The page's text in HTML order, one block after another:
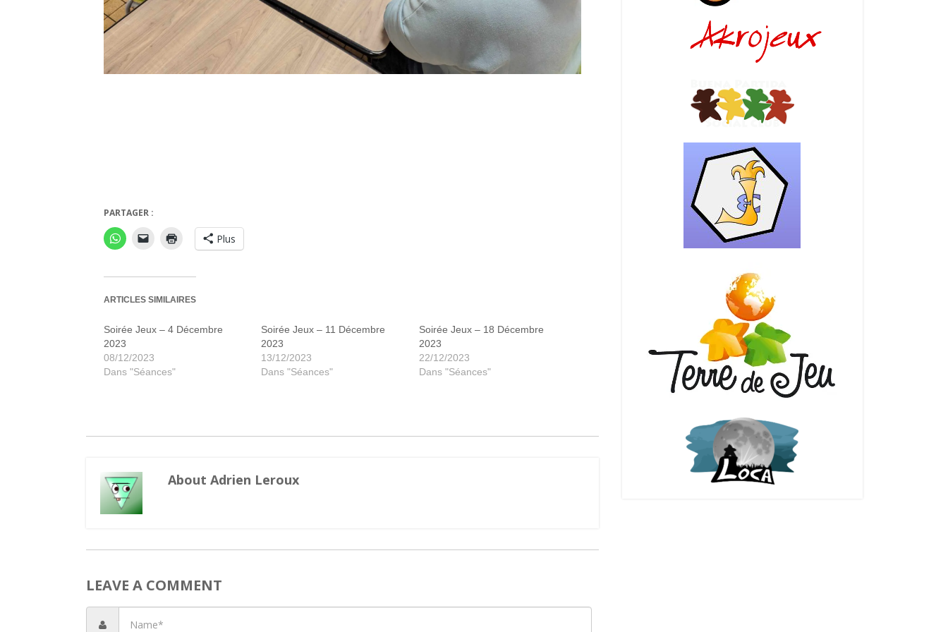
PARTAGER :
Plus
ARTICLES SIMILAIRES
Soirée Jeux – 4 Décembre
2023
08/12/2023
Dans "Séances"
Soirée Jeux – 11 Décembre
2023
13/12/2023
Dans "Séances"
Soirée Jeux – 18 Décembre
2023
22/12/2023
Dans "Séances"
About Adrien Leroux
LEAVE A COMMENT